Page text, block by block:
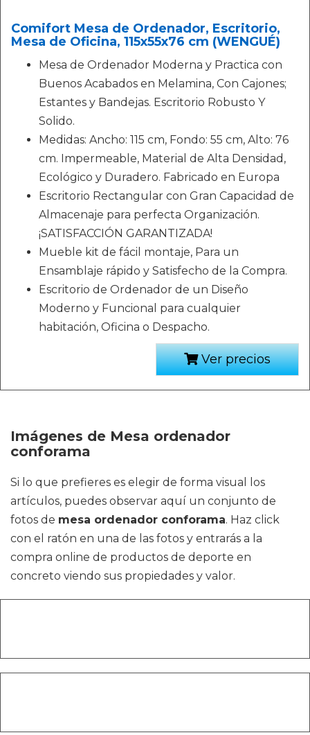
Comifort Mesa de Ordenador, Escritorio,
Mesa de Oficina, 115x55x76 cm (WENGUÉ)
Mesa de Ordenador Moderna y Practica con
Buenos Acabados en Melamina, Con Cajones;
Estantes y Bandejas. Escritorio Robusto Y
Solido.
Medidas: Ancho: 115 cm, Fondo: 55 cm, Alto: 76
cm. Impermeable, Material de Alta Densidad,
Ecológico y Duradero. Fabricado en Europa
Escritorio Rectangular con Gran Capacidad de
Almacenaje para perfecta Organización.
¡SATISFACCIÓN GARANTIZADA!
Mueble kit de fácil montaje, Para un
Ensamblaje rápido y Satisfecho de la Compra.
Escritorio de Ordenador de un Diseño
Moderno y Funcional para cualquier
habitación, Oficina o Despacho.
Ver precios
Imágenes de Mesa ordenador
conforama
Si lo que prefieres es elegir de forma visual los
artículos, puedes observar aquí un conjunto de
fotos de mesa ordenador conforama. Haz click
con el ratón en una de las fotos y entrarás a la
compra online de productos de deporte en
concreto viendo sus propiedades y valor.